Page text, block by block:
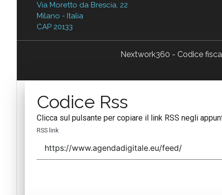
Via Moretto da Brescia, 22
Milano - Italia
CAP 20133
Nextwork360 - Codice
Codice Rss
Clicca sul pulsante per copiare il link RSS negli
RSS link